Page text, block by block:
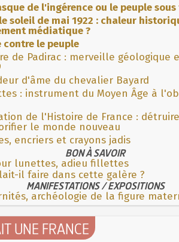
de l'ingérence ou le peuple
soleil de mai 1922 : chaleur
médiatique ?
contre le peuple
de Padirac : merveille géologique
d'âme du chevalier Bayard
: instrument du Moyen Âge à
de l'Histoire de France :
le monde nouveau
encriers et crayons jadis
BON À SAVOIR
lunettes, adieu fillettes
il faire dans cette galère ?
MANIFESTATIONS / EXPOSITIONS
archéologie de la figure
UNE FRANCE